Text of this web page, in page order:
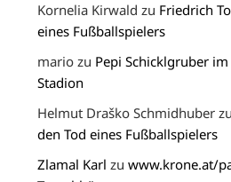
Kornelia Kirwald zu Friedrich
eines Fußballspielers
mario zu Pepi Schicklgruber
Stadion
Helmut Draško Schmidhuber zu
den Tod eines Fußballspielers
Zlamal Karl zuwww.krone.at/